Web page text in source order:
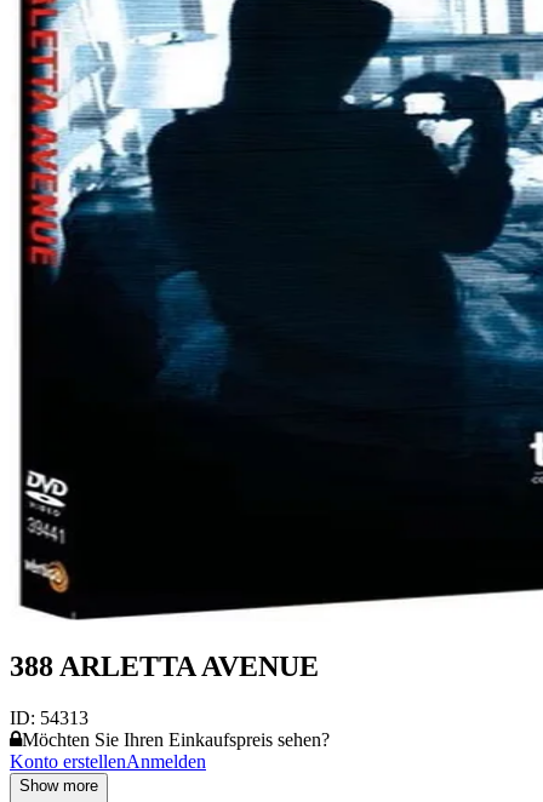
388 ARLETTA AVENUE
ID: 54313
Möchten Sie Ihren Einkaufspreis sehen?
Konto erstellenAnmelden
Show more